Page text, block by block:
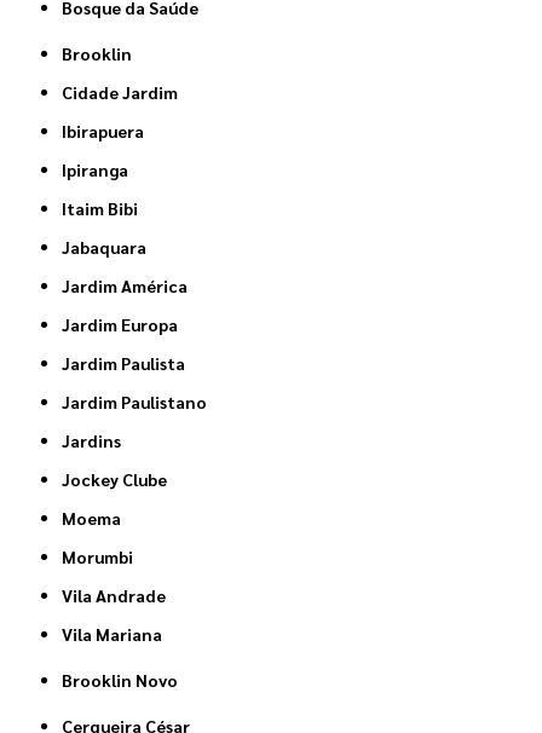
Bosque da Saúde
Brooklin
Cidade Jardim
Ibirapuera
Ipiranga
Itaim Bibi
Jabaquara
Jardim América
Jardim Europa
Jardim Paulista
Jardim Paulistano
Jardins
Jockey Clube
Moema
Morumbi
Vila Andrade
Vila Mariana
Brooklin Novo
Cerqueira César